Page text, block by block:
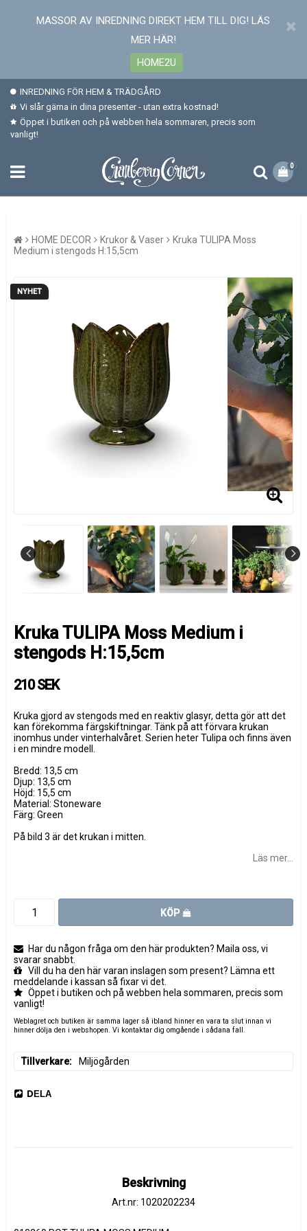
MASSOR AV INREDNING DIREKT HEM TILL DIG! LÄS
MER HÄR!
HOME2U
INREDNING FÖR HEM & TRÄDGÅRD
Vi slår gärna in dina presenter - utan extra kostnad!
Öppet i butiken och på webben hela sommaren, precis som
vanligt!
0
HOME DECOR Krukor & Vaser
Kruka TULIPA Moss
Medium i stengods H:15,5cm
NYHET
Kruka TULIPA Moss Medium i
stengods H:15,5cm
210 SEK
Kruka gjord av stengods med en reaktiv glasyr, detta gör att det
kan förekomma färgskiftningar. Tänk på att förvara krukan
inomhus under vinterhalvåret. Serien heter Tulipa och finns även
i en mindre modell.
Bredd: 13,5 cm
Djup: 13,5 cm
Höjd: 15,5 cm
Material: Stoneware
Färg: Green
På bild 3 är det krukan i mitten.
Läs mer...
KÖP
Har du någon fråga om den här produkten? Maila oss, vi
svarar snabbt.
Vill du ha den här varan inslagen som present? Lämna ett
meddelande i kassan så fixar vi det.
Öppet i butiken och på webben hela sommaren, precis som
vanligt!
Weblagret och butiken är samma lager så ibland hinner en vara ta slut innan vi
hinner dölja den i webshopen. Vi kontaktar dig omgående i sådana fall.
Tillverkare Miljögården
DELA
Beskrivning
Art.nr: 1020202234